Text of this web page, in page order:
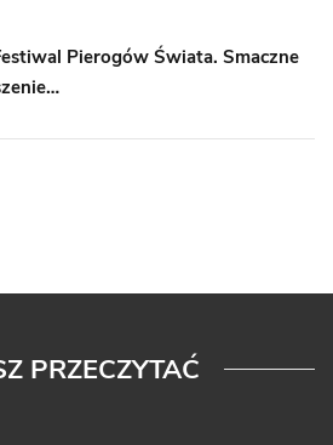
Pierogów Świata. Smaczne
PRZECZYTAĆ